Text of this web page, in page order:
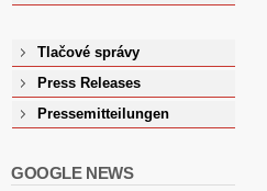
Tlačové správy
Press Releases
Pressemitteilungen
GOOGLE NEWS